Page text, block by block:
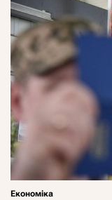
Економіка